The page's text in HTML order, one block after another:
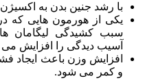
با رشد جنین بدن به اکسیژن
یکی از هورمون هایی که
سبب کشیدگی لیگامان
آسیب دیدگی را افزایش می
افزایش وزن باعث ایجاد
و کمر می شود.